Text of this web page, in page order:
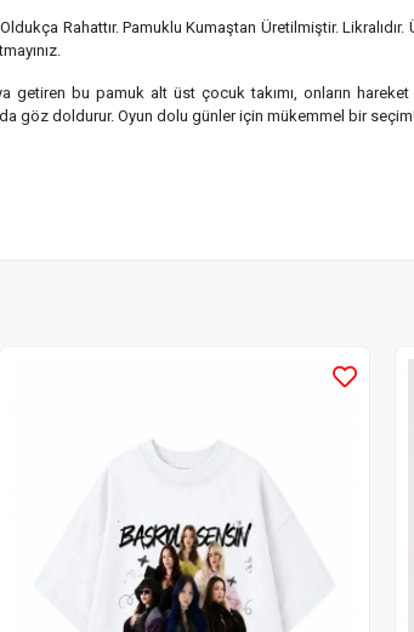
Rahattır. Pamuklu Kumaştan Üretilmiştir.
getiren bu pamuk alt üst çocuk takımı, onların
göz doldurur. Oyun dolu günler için mükemmel bir